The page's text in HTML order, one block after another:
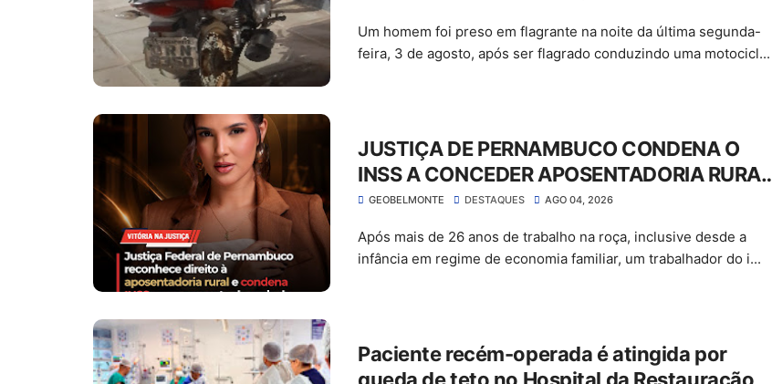
Um homem foi preso em flagrante na noite da última segunda-
feira, 3 de agosto, após ser flagrado conduzindo uma motocicl...
JUSTIÇA DE PERNAMBUCO CONDENA O
INSS A CONCEDER APOSENTADORIA RURAL
E PAGAR MAIS DE R$ 30 MIL EM ATRASADOS
GEOBELMONTE DESTAQUES AGO 04, 2026
Após mais de 26 anos de trabalho na roça, inclusive desde a
infância em regime de economia familiar, um trabalhador do i...
Paciente recém-operada é atingida por